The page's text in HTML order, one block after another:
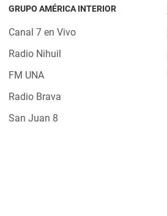
GRUPO AMÉRICA INTERIOR
Canal 7 en Vivo
Radio Nihuil
FM UNA
Radio Brava
San Juan 8